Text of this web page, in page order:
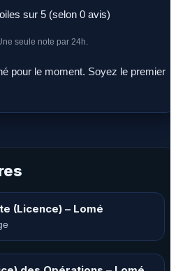
sur 5 (selon 0 avis)
seule note par 24h.
pour le moment. Soyez le premier
(Licence) – Lomé